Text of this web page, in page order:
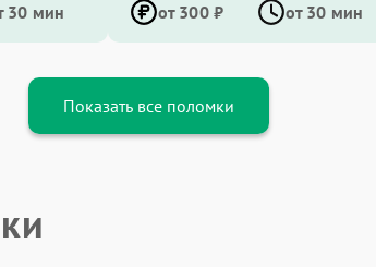
30 мин от 300 ₽ от 30 мин
Показать все поломки